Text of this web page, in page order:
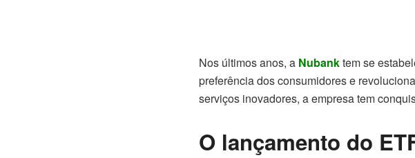
Nos últimos anos, a Nubanktem se
preferência dos consumidores e
serviços inovadores, a empresa tem
O lançamento do